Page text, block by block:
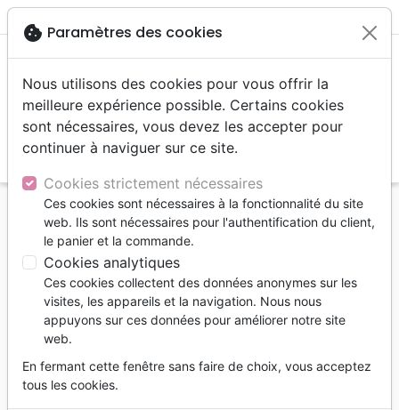
menu
Accueil Livres
Edification
Incapacités de Dieu (Les) - Nature et caractère de
Dieu
Les "incapacités" de Dieu
Nature et caractère de Dieu
Guy Zeller
RéférenceJEM0384 EAN9782881503849
JEM EDITIONS
cookie Paramètres des cookies
Nous utilisons des cookies pour vous offrir la
meilleure expérience possible. Certains cookies
sont nécessaires, vous devez les accepter pour
continuer à naviguer sur ce site.
Cookies strictement nécessaires
Ces cookies sont nécessaires à la fonctionnalité du site
web. Ils sont nécessaires pour l'authentification du client,
le panier et la commande.
Cookies analytiques
Ces cookies collectent des données anonymes sur les
visites, les appareils et la navigation. Nous nous
appuyons sur ces données pour améliorer notre site
web.
En fermant cette fenêtre sans faire de choix, vous acceptez
tous les cookies.